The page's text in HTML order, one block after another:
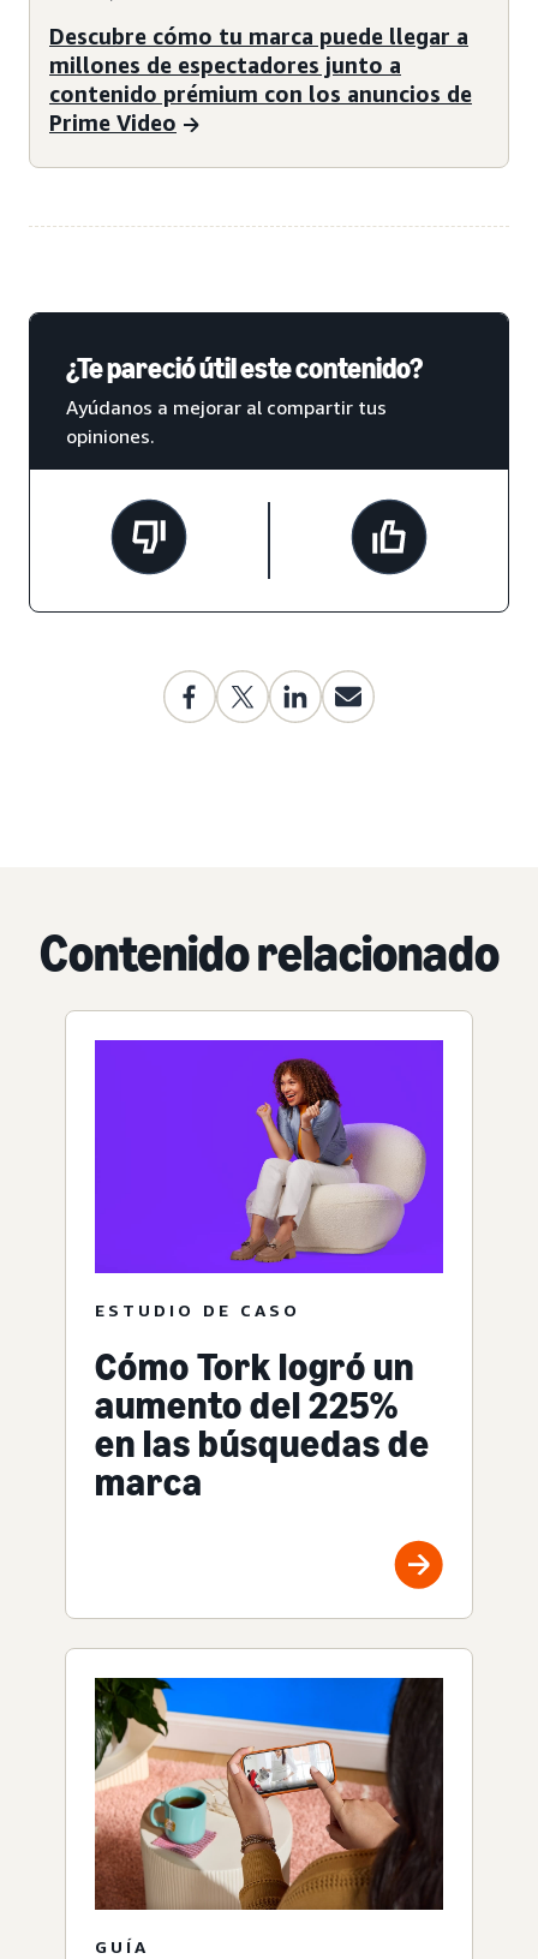
Descubre cómo tu marca puede llegar a
millones de espectadores junto a
contenido prémium con los anuncios de
Prime Video
¿Te pareció útil este contenido?
Ayúdanos a mejorar al compartir tus
opiniones.
Contenido relacionado
ESTUDIO DE CASO
Cómo Tork logró un
aumento del 225%
en las búsquedas de
marca
GUÍA